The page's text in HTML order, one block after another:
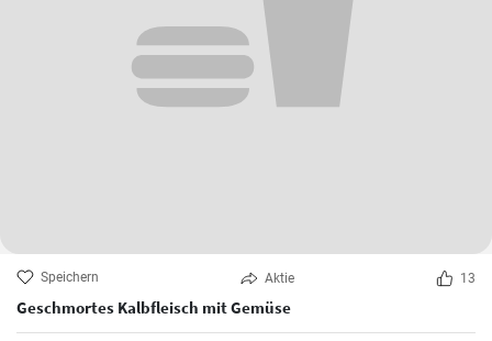
Speichern Aktie 13
Geschmortes Kalbfleisch mit Gemüse